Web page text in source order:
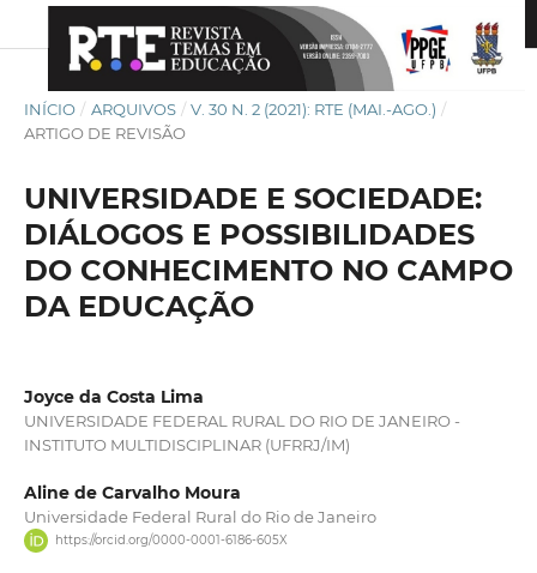
INÍCIO / ARQUIVOS / V. 30 N. 2 (2021): RTE (MAI.-AGO.) /
ARTIGO DE REVISÃO
UNIVERSIDADE E SOCIEDADE:
DIÁLOGOS E POSSIBILIDADES
DO CONHECIMENTO NO CAMPO
DA EDUCAÇÃO
Joyce da Costa Lima
UNIVERSIDADE FEDERAL RURAL DO RIO DE JANEIRO -
INSTITUTO MULTIDISCIPLINAR (UFRRJ/IM)
Aline de Carvalho Moura
Universidade Federal Rural do Rio de Janeiro
https://orcid.org/0000-0001-6186-605X